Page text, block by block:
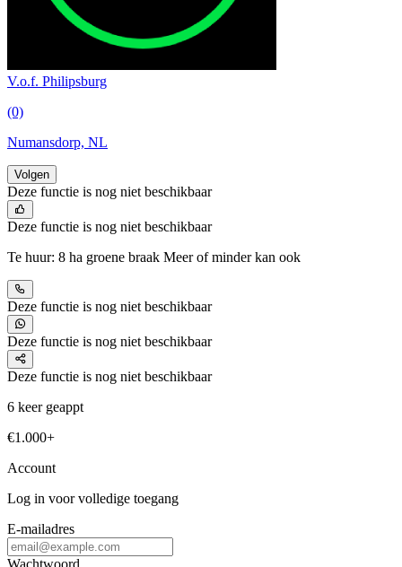
V.o.f. Philipsburg
(0)
Numansdorp, NL
Volgen
Deze functie is nog niet beschikbaar
Deze functie is nog niet beschikbaar
Te huur: 8 ha groene braak Meer of minder kan ook
Deze functie is nog niet beschikbaar
Deze functie is nog niet beschikbaar
Deze functie is nog niet beschikbaar
6 keer geappt
€1.000+
Account
Log in voor volledige toegang
E-mailadres
Wachtwoord